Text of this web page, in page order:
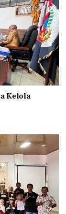
Kelola